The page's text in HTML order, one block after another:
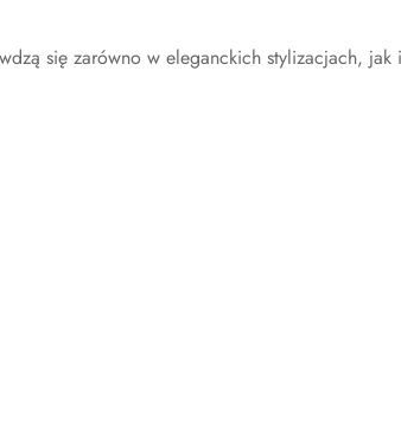
się zarówno w eleganckich stylizacjach, jak